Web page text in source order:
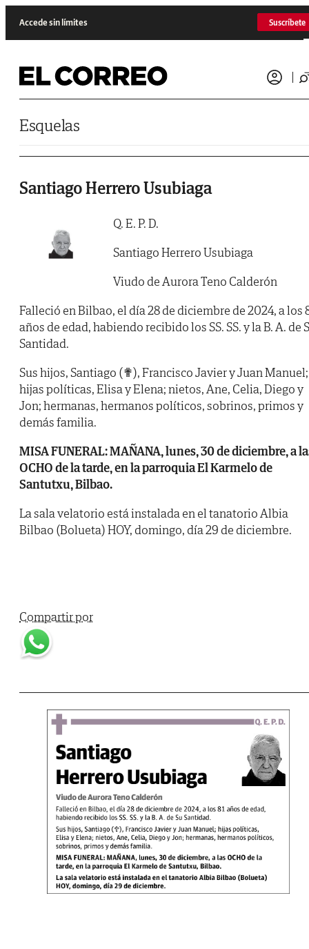
Accede sin límites Suscríbete
Esquelas
Santiago Herrero Usubiaga
Q. E. P. D.
Santiago Herrero Usubiaga
Viudo de Aurora Teno Calderón
Falleció en Bilbao, el día 28 de diciembre de 2024, a los
años de edad, habiendo recibido los SS. SS. y la B. A. de
Santidad.
Sus hijos, Santiago (✟), Francisco Javier y Juan Manuel;
hijas políticas, Elisa y Elena; nietos, Ane, Celia, Diego y
Jon; hermanas, hermanos políticos, sobrinos, primos y
demás familia.
MISA FUNERAL: MAÑANA, lunes, 30 de diciembre, a
OCHO de la tarde, en la parroquia El Karmelo de
Santutxu, Bilbao.
La sala velatorio está instalada en el tanatorio Albia
Bilbao (Bolueta) HOY, domingo, día 29 de diciembre.
Compartir por